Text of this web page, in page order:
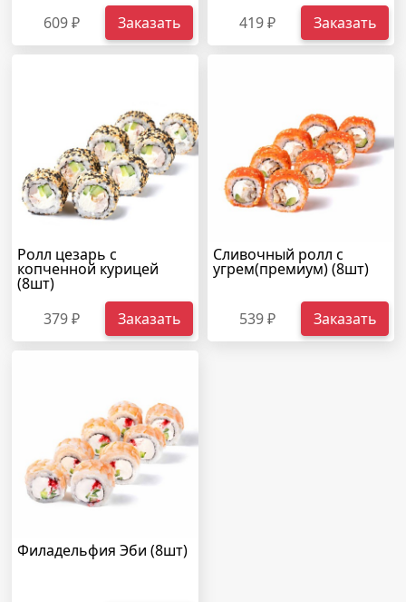
609 ₽ Заказать
419 ₽
Заказать
Ролл цезарь с
копченной курицей
(8шт)
379 ₽
Заказать
Сливочный ролл с
угрем(премиум) (8шт)
539 ₽ Заказать
Филадельфия Эби (8шт)